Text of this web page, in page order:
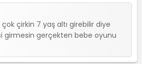
çirkin 7 yaş altı girebilir diye
girmesin gerçekten bebe oyunu